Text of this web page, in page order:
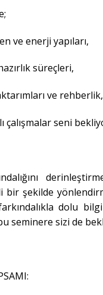
ve enerji yapıları,
süreçleri,
ve rehberlik,
çalışmalar seni
bir şekilde
dolu
seminere sizi de